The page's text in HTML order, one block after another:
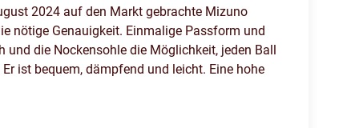
2024 auf den Markt gebrachte Mizuno
nötige Genauigkeit. Einmalige Passform und
die Nockensohle die Möglichkeit, jeden Ball
ist bequem, dämpfend und leicht. Eine hohe